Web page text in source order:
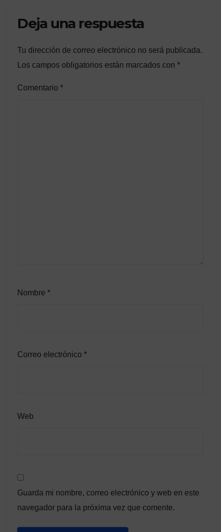
Deja una respuesta
Tu dirección de correo electrónico no será publicada.
Los campos obligatorios están marcados con *
Comentario *
Nombre *
Correo electrónico *
Web
Guarda mi nombre, correo electrónico y web en este
navegador para la próxima vez que comente.